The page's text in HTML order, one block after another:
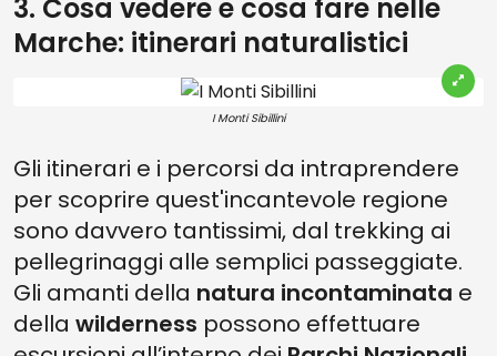
3. Cosa vedere e cosa fare nelle
Marche: itinerari naturalistici
I Monti Sibillini
Gli itinerari e i percorsi da intraprendere
per scoprire quest'incantevole regione
sono davvero tantissimi, dal trekking ai
pellegrinaggi alle semplici passeggiate.
Gli amanti della natura incontaminata e
della wilderness possono effettuare